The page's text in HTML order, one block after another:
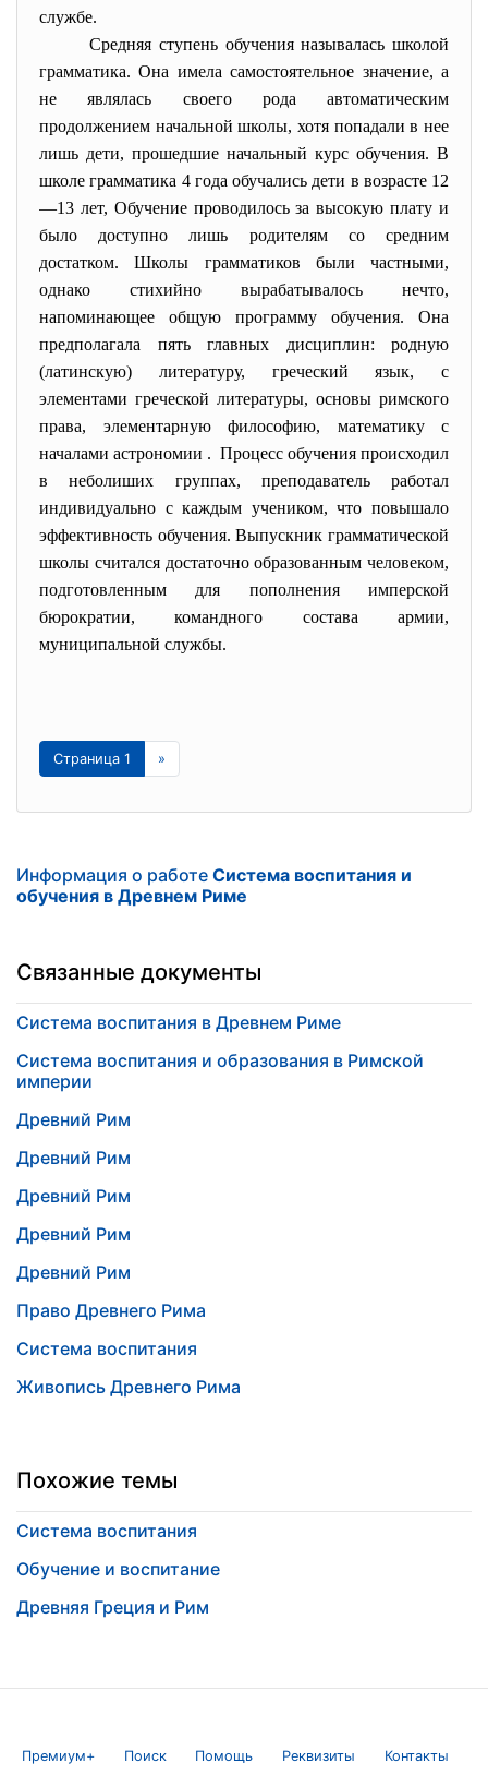
службе.
Средняя ступень обучения называлась школой
грамматика. Она имела самостоятельное значение, а
не являлась своего рода автоматическим
продолжением начальной школы, хотя попадали в нее
лишь дети, прошедшие начальный курс обучения. В
школе грамматика 4 года обучались дети в возрасте 12
—13 лет, Обучение проводилось за высокую плату и
было доступно лишь родителям со средним
достатком. Школы грамматиков были частными,
однако стихийно вырабатывалось нечто,
напоминающее общую программу обучения. Она
предполагала пять главных дисциплин: родную
(латинскую) литературу, греческий язык, с
элементами греческой литературы, основы римского
права, элементарную философию, математику с
началами астрономии . Процесс обучения происходил
в неболиших группах, преподаватель работал
индивидуально с каждым учеником, что повышало
эффективность обучения. Выпускник грамматической
школы считался достаточно образованным человеком,
подготовленным для пополнения имперской
бюрократии, командного состава армии,
муниципальной службы.
Страница 1 »
Информация о работе Система воспитания и
обучения в Древнем Риме
Связанные документы
Система воспитания в Древнем Риме
Система воспитания и образования в Римской
империи
Древний Рим
Древний Рим
Древний Рим
Древний Рим
Древний Рим
Право Древнего Рима
Система воспитания
Живопись Древнего Рима
Похожие темы
Система воспитания
Обучение и воспитание
Древняя Греция и Рим
Премиум+ Поиск Помощь Реквизиты Контакты